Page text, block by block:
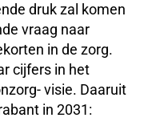
druk zal komen
vraag naar
in de zorg.
cijfers in het
visie. Daaruit
in 2031: